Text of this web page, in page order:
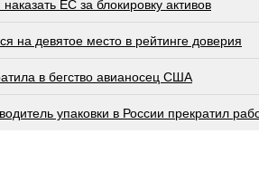
EC за блокировку активов
на девятое место в рейтинге доверия
в бегство авианосец США
упаковки в России прекратил